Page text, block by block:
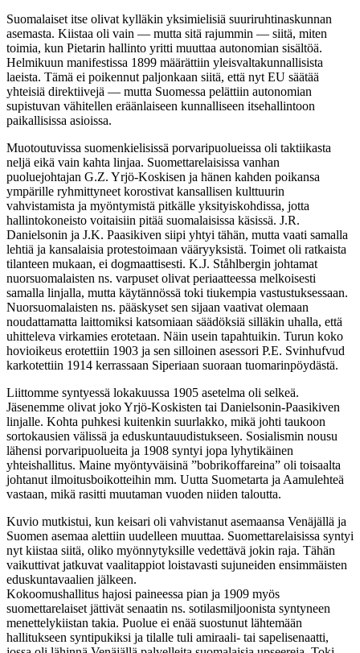
Suomalaiset itse olivat kylläkin yksimielisiä suuriruhtinaskunnan
asemasta. Kiistaa oli vain — mutta sitä rajummin — siitä, miten
toimia, kun Pietarin hallinto yritti muuttaa autonomian sisältöä.
Helmikuun manifestissa 1899 määrättiin yleisvaltakunnallisista
laeista. Tämä ei poikennut paljonkaan siitä, että nyt EU säätää
yhteisiä direktiivejä — mutta Suomessa pelättiin autonomian
supistuvan vähitellen eräänlaiseen kunnalliseen itsehallintoon
paikallisissa asioissa.
Muotoutuvissa suomenkielisissä porvaripuolueissa oli taktiikasta
neljä eikä vain kahta linjaa. Suomettarelaisissa vanhan
puoluejohtajan G.Z. Yrjö-Koskisen ja hänen kahden poikansa
ympärille ryhmittyneet korostivat kansallisen kulttuurin
vahvistamista ja myöntymistä pitkälle yksityiskohdissa, jotta
hallintokoneisto voitaisiin pitää suomalaisissa käsissä. J.R.
Danielsonin ja J.K. Paasikiven siipi yhtyi tähän, mutta vaati samalla
lehtiä ja kansalaisia protestoimaan vääryyksistä. Toimet oli ratkaista
tilanteen mukaan, ei dogmaattisesti. K.J. Ståhlbergin johtamat
nuorsuomalaisten ns. varpuset olivat periaatteessa melkoisesti
samalla linjalla, mutta käytännössä toki tiukempia vastustuksessaan.
Nuorsuomalaisten ns. pääskyset sen sijaan vaativat olemaan
noudattamatta laittomiksi katsomiaan säädöksiä silläkin uhalla, että
uhitteleva virkamies erotetaan. Näin usein tapahtuikin. Turun koko
hovioikeus erotettiin 1903 ja sen silloinen asessori P.E. Svinhufvud
karkotettiin 1914 kerrassaan Siperiaan suoraan tuomarinpöydästä.
Liittomme syntyessä lokakuussa 1905 asetelma oli selkeä.
Jäsenemme olivat joko Yrjö-Koskisten tai Danielsonin-Paasikiven
linjalle. Kohta puhkesi kuitenkin suurlakko, mikä johti taukoon
sortokausien välissä ja eduskuntauudistukseen. Sosialismin nousu
lähensi porvaripuolueita ja 1908 syntyi jopa lyhytikäinen
yhteishallitus. Maine myöntyväisinä ”bobrikoffareina” oli toisaalta
johtanut ilmoitusboikotteihin mm. Uutta Suometarta ja Aamulehteä
vastaan, mikä rasitti muutaman vuoden niiden taloutta.
Kuvio mutkistui, kun keisari oli vahvistanut asemaansa Venäjällä ja
Suomen asemaa alettiin uudelleen muuttaa. Suomettarelaisissa syntyi
nyt kiistaa siitä, oliko myönnytyksille vedettävä jokin raja. Tähän
vaikuttivat jatkuvat vaalitappiot loistavasti sujuneiden ensimmäisten
eduskuntavaalien jälkeen.
Kokoomushallitus hajosi paineessa pian ja 1909 myös
suomettarelaiset jättivät senaatin ns. sotilasmiljoonista syntyneen
menettelykiistan takia. Puolue ei enää suostunut lähtemään
hallitukseen syntipukiksi ja tilalle tuli amiraali- tai sapelisenaatti,